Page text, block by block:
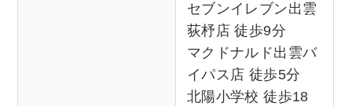
セブンイレブン出雲
荻杼店 徒歩9分
マクドナルド出雲バ
イパス店 徒歩5分
北陽小学校 徒歩18